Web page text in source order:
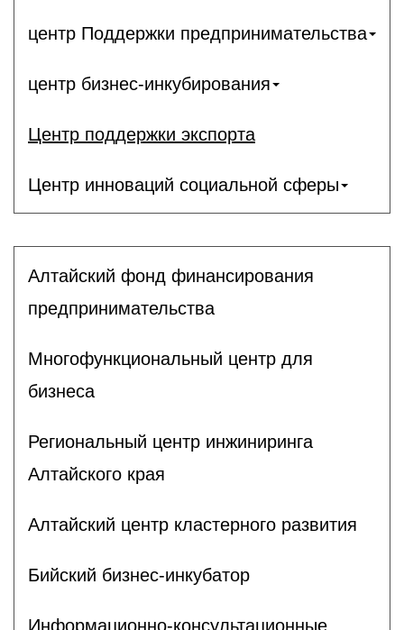
центр Поддержки предпринимательства
центр бизнес-инкубирования
Центр поддержки экспорта
Центр инноваций социальной сферы
Алтайский фонд финансирования
предпринимательства
Многофункциональный центр для
бизнеса
Региональный центр инжиниринга
Алтайского края
Алтайский центр кластерного развития
Бийский бизнес-инкубатор
Информационно-консультационные